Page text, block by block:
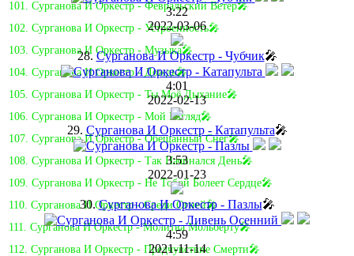
101. Сурганова И Оркестр - Февральский Ветер🎤
102. Сурганова И Оркестр - Устроенность🎤
103. Сурганова И Оркестр - Музыка🎤
104. Сурганова И Оркестр - Дождь🎤
105. Сурганова И Оркестр - Ты Моё Дыхание🎤
106. Сурганова И Оркестр - Мой Взгляд🎤
107. Сурганова И Оркестр - Обещанный Снег🎤
108. Сурганова И Оркестр - Так Начинался День🎤
109. Сурганова И Оркестр - Не Тобой Болеет Сердце🎤
110. Сурганова И Оркестр - Среди Огней🎤
111. Сурганова И Оркестр - Молитва Мольберту🎤
112. Сурганова И Оркестр - Предчувствие Смерти🎤
3:22
2022-03-06
28.Сурганова И Оркестр - Чубчик🎤
4:01
2022-02-13
29. Сурганова И Оркестр - Катапульта🎤
3:53
2022-01-23
30.Сурганова И Оркестр - Пазлы🎤
4:59
2021-11-14